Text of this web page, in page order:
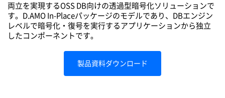
両立を実現するOSS DB向けの透過型暗号化ソリューションで
す。D.AMO In-Placeパッケージのモデルであり、DBエンジン
レベルで暗号化・復号を実行するアプリケーションから独立
したコンポーネントです。
製品資料ダウンロード